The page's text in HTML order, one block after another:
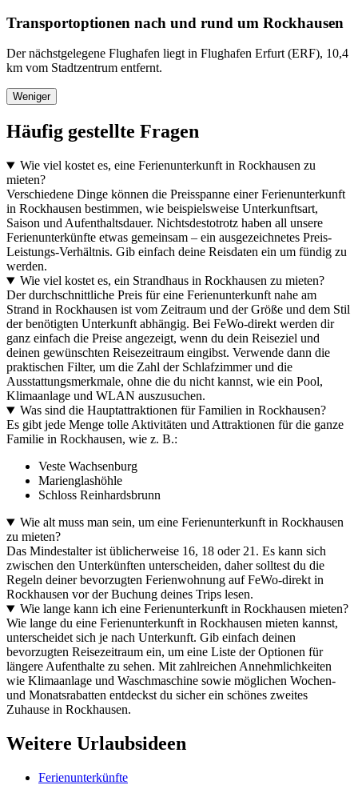
Transportoptionen nach und rund um Rockhausen
Der nächstgelegene Flughafen liegt in Flughafen Erfurt (ERF), 10,4
km vom Stadtzentrum entfernt.
Weniger
Häufig gestellte Fragen
Wie viel kostet es, eine Ferienunterkunft in Rockhausen zu
mieten?
Verschiedene Dinge können die Preisspanne einer Ferienunterkunft
in Rockhausen bestimmen, wie beispielsweise Unterkunftsart,
Saison und Aufenthaltsdauer. Nichtsdestotrotz haben all unsere
Ferienunterkünfte etwas gemeinsam – ein ausgezeichnetes Preis-
Leistungs-Verhältnis. Gib einfach deine Reisdaten ein um fündig zu
werden.
Wie viel kostet es, ein Strandhaus in Rockhausen zu mieten?
Der durchschnittliche Preis für eine Ferienunterkunft nahe am
Strand in Rockhausen ist vom Zeitraum und der Größe und dem Stil
der benötigten Unterkunft abhängig. Bei FeWo-direkt werden dir
ganz einfach die Preise angezeigt, wenn du dein Reiseziel und
deinen gewünschten Reisezeitraum eingibst. Verwende dann die
praktischen Filter, um die Zahl der Schlafzimmer und die
Ausstattungsmerkmale, ohne die du nicht kannst, wie ein Pool,
Klimaanlage und WLAN auszusuchen.
Was sind die Hauptattraktionen für Familien in Rockhausen?
Es gibt jede Menge tolle Aktivitäten und Attraktionen für die ganze
Familie in Rockhausen, wie z. B.:
Veste Wachsenburg
Marienglashöhle
Schloss Reinhardsbrunn
Wie alt muss man sein, um eine Ferienunterkunft in Rockhausen
zu mieten?
Das Mindestalter ist üblicherweise 16, 18 oder 21. Es kann sich
zwischen den Unterkünften unterscheiden, daher solltest du die
Regeln deiner bevorzugten Ferienwohnung auf FeWo-direkt in
Rockhausen vor der Buchung deines Trips lesen.
Wie lange kann ich eine Ferienunterkunft in Rockhausen mieten?
Wie lange du eine Ferienunterkunft in Rockhausen mieten kannst,
unterscheidet sich je nach Unterkunft. Gib einfach deinen
bevorzugten Reisezeitraum ein, um eine Liste der Optionen für
längere Aufenthalte zu sehen. Mit zahlreichen Annehmlichkeiten
wie Klimaanlage und Waschmaschine sowie möglichen Wochen-
und Monatsrabatten entdeckst du sicher ein schönes zweites
Zuhause in Rockhausen.
Weitere Urlaubsideen
Ferienunterkünfte